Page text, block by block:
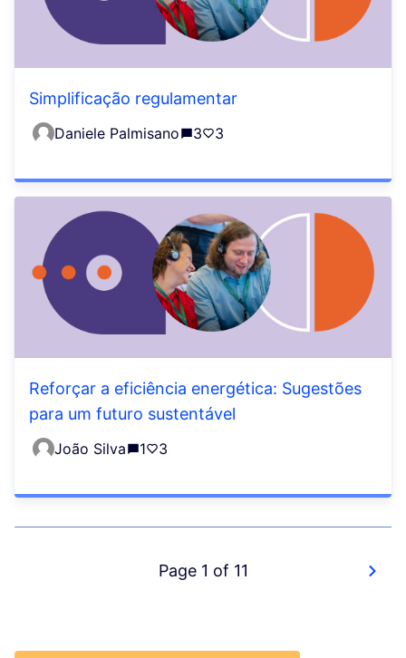
Simplificação regulamentar
Daniele Palmisano 3 3
Reforçar a eficiência energética: Sugestões
para um futuro sustentável
João Silva 1 3
Page 1 of 11